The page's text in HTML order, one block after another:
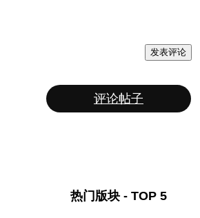
发表评论
评论帖子
热门版块 - TOP 5